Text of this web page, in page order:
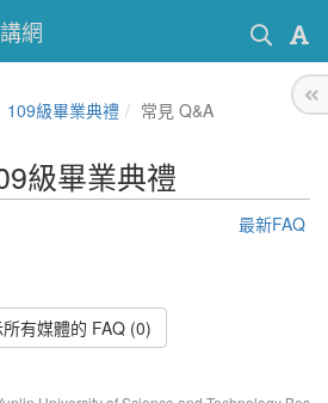
網
109級畢業典禮 常見 Q&A
級畢業典禮
最新FAQ
有媒體的 FAQ (0)